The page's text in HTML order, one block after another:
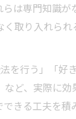
は専門知識が
く取り入れられ
を行う」「好
ど、実際に効
きる工夫を積